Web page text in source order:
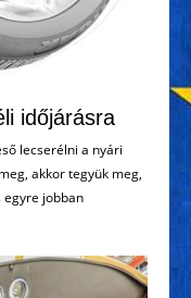
időjárásra
lecserélni a nyári
akkor tegyük meg,
egyre jobban